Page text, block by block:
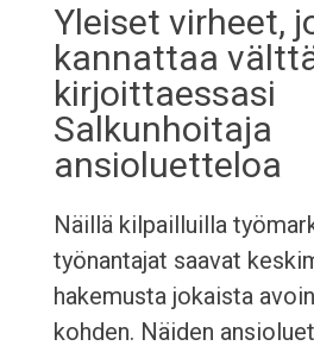
Yleiset virheet,
kannattaa
kirjoittaessasi
Salkunhoitaja
ansioluetteloa
Näillä kilpailluilla
työnantajat saavat
hakemusta jokaista
kohden. Näiden